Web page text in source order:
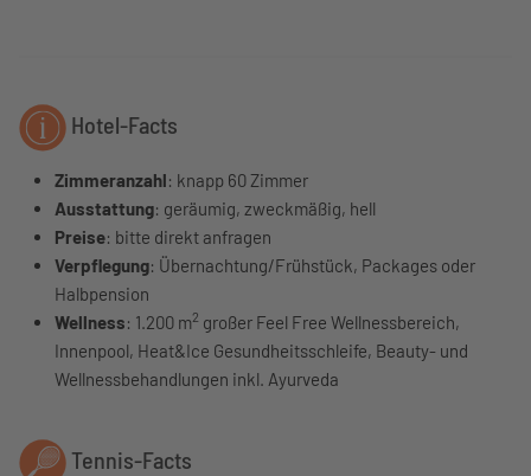
Hotel-Facts
Zimmeranzahl: knapp 60 Zimmer
Ausstattung: geräumig, zweckmäßig, hell
Preise: bitte direkt anfragen
Verpflegung: Übernachtung/Frühstück, Packages oder
Halbpension
Wellness: 1.200 m2 großer Feel Free Wellnessbereich,
Innenpool, Heat&Ice Gesundheitsschleife, Beauty- und
Wellnessbehandlungen inkl. Ayurveda
Tennis-Facts